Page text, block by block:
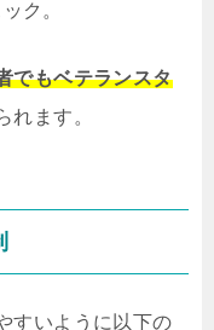
ク。
でもベテランスタ
れます。
すいように以下の